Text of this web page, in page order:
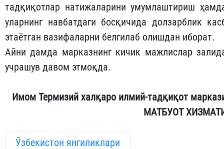
тадқиқотлар натижаларини умумлаштириш
уларнинг навбатдаги босқичида долзарблик
этаётган вазифаларни белгилаб олишдан иборат.
Айни дамда марказнинг кичик мажлислар
учрашув давом этмоқда.
Имом Термизий халқаро илмий-тадқиқот
МАТБУОТ
Ўзбекистон янгиликлари